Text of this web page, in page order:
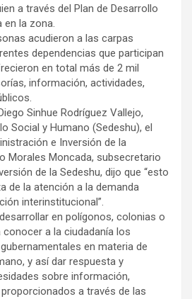
a través del Plan de Desarrollo
en la zona.
acudieron a las carpas
dependencias que participan
en total más de 2 mil
información, actividades,
Sinhue Rodríguez Vallejo,
Social y Humano (Sedeshu), el
e Inversión de la
Morales Moncada, subsecretario
de la Sedeshu, dijo que “esto
de la atención a la demanda
interinstitucional”.
en polígonos, colonias o
conocer a la ciudadanía los
en materia de
y así dar respuesta y
sobre información,
a través de las